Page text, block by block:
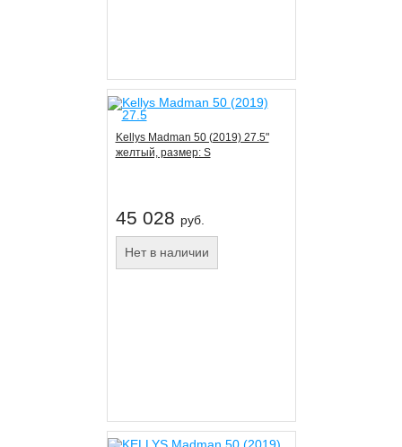
Kellys Madman 50 (2019) 27.5"
желтый, размер: S
45 028 руб.
Нет в наличии